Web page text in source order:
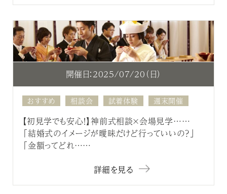
開催日：2025/07/20（日）
おすすめ 相談会 試着体験 週末開催
【初見学でも安心！】神前式相談×会場見学……
「結婚式のイメージが曖昧だけど行っていいの？」
「金額ってどれ……
詳細を見る